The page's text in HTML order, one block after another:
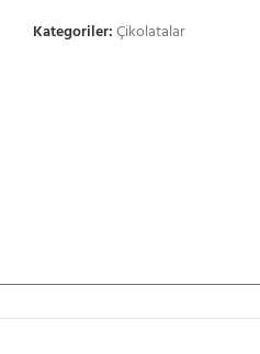
Kategoriler:Çikolatalar